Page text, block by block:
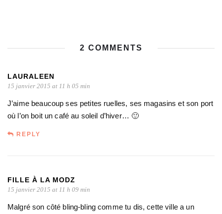
2 COMMENTS
LAURALEEN
15 janvier 2015 at 11 h 05 min
J’aime beaucoup ses petites ruelles, ses magasins et son port
où l’on boit un café au soleil d’hiver… 🙂
REPLY
FILLE À LA MODZ
15 janvier 2015 at 11 h 09 min
Malgré son côté bling-bling comme tu dis, cette ville a un